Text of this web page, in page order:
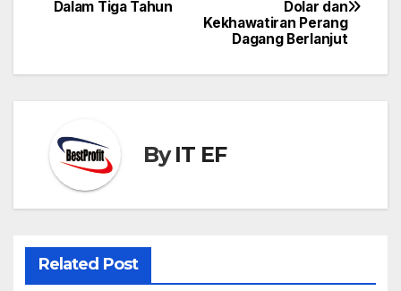
navigation
Dolar dan
Kekhawatiran Perang
Dagang Berlanjut
Dalam Tiga Tahun
ByIT EF
Related Post